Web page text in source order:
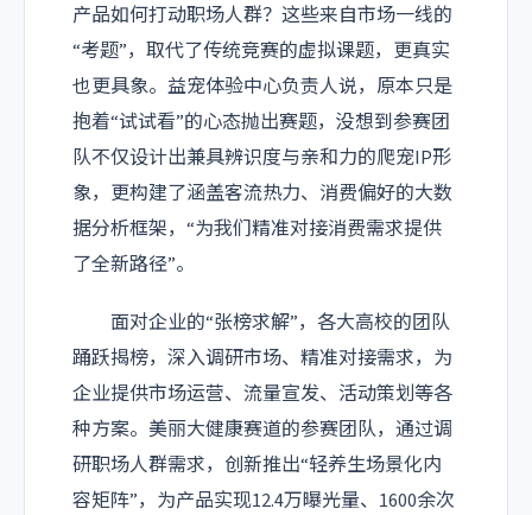
产品如何打动职场人群？这些来自市场一线的
“考题”，取代了传统竞赛的虚拟课题，更真实
也更具象。益宠体验中心负责人说，原本只是
抱着“试试看”的心态抛出赛题，没想到参赛团
队不仅设计出兼具辨识度与亲和力的爬宠IP形
象，更构建了涵盖客流热力、消费偏好的大数
据分析框架，“为我们精准对接消费需求提供
了全新路径”。
面对企业的“张榜求解”，各大高校的团队
踊跃揭榜，深入调研市场、精准对接需求，为
企业提供市场运营、流量宣发、活动策划等各
种方案。美丽大健康赛道的参赛团队，通过调
研职场人群需求，创新推出“轻养生场景化内
容矩阵”，为产品实现12.4万曝光量、1600余次